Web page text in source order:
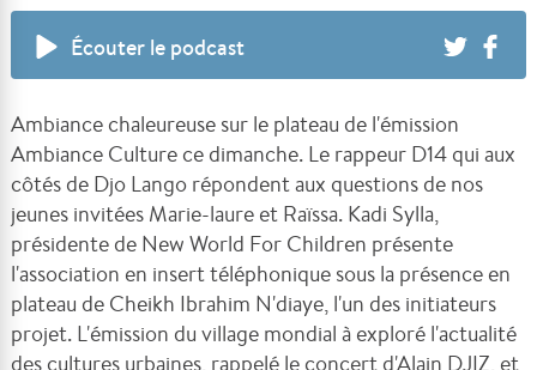
Écouter le podcast
Ambiance chaleureuse sur le plateau de l'émission
Ambiance Culture ce dimanche. Le rappeur D14 qui aux
côtés de Djo Lango répondent aux questions de nos
jeunes invitées Marie-laure et Raïssa. Kadi Sylla,
présidente de New World For Children présente
l'association en insert téléphonique sous la présence en
plateau de Cheikh Ibrahim N'diaye, l'un des initiateurs
projet. L'émission du village mondial à exploré l'actualité
des cultures urbaines, rappelé le concert d'Alain DJIZ, et